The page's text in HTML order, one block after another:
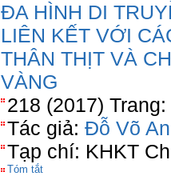
ĐA HÌNH DI
LIÊN KẾT VỚI
THÂN THỊT VÀ
VÀNG
218 (2017) Trang:
Tác giả: Đỗ Võ
Tạp chí: KHKT
Tóm tắt